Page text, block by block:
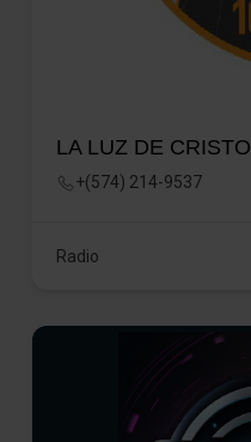
LA LUZ DE CRISTO
+(574) 214-9537
Radio